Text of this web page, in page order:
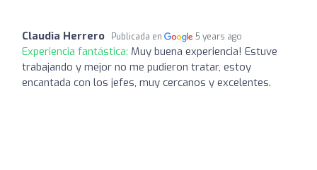
Claudia Herrero Publicada en 5 years ago
Experiencia fantástica: Muy buena experiencia! Estuve
trabajando y mejor no me pudieron tratar, estoy
encantada con los jefes, muy cercanos y excelentes.